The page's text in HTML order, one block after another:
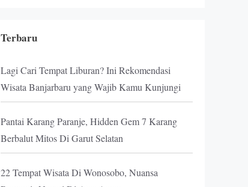
Terbaru
Lagi Cari Tempat Liburan? Ini Rekomendasi
Wisata Banjarbaru yang Wajib Kamu Kunjungi
Pantai Karang Paranje, Hidden Gem 7 Karang
Berbalut Mitos Di Garut Selatan
22 Tempat Wisata Di Wonosobo, Nuansa